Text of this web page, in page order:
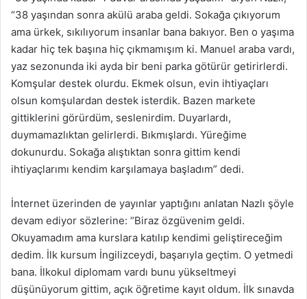
“38 yaşından sonra akülü araba geldi. Sokağa çıkıyorum
ama ürkek, sıkılıyorum insanlar bana bakıyor. Ben o yaşıma
kadar hiç tek başına hiç çıkmamışım ki. Manuel araba vardı,
yaz sezonunda iki ayda bir beni parka götürür getirirlerdi.
Komşular destek olurdu. Ekmek olsun, evin ihtiyaçları
olsun komşulardan destek isterdik. Bazen markete
gittiklerini görürdüm, seslenirdim. Duyarlardı,
duymamazlıktan gelirlerdi. Bıkmışlardı. Yüreğime
dokunurdu. Sokağa alıştıktan sonra gittim kendi
ihtiyaçlarımı kendim karşılamaya başladım” dedi.
İnternet üzerinden de yayınlar yaptığını anlatan Nazlı şöyle
devam ediyor sözlerine: “Biraz özgüvenim geldi.
Okuyamadım ama kurslara katılıp kendimi geliştireceğim
dedim. İlk kursum İngilizceydi, başarıyla geçtim. O yetmedi
bana. İlkokul diplomam vardı bunu yükseltmeyi
düşünüyorum gittim, açık öğretime kayıt oldum. İlk sınavda